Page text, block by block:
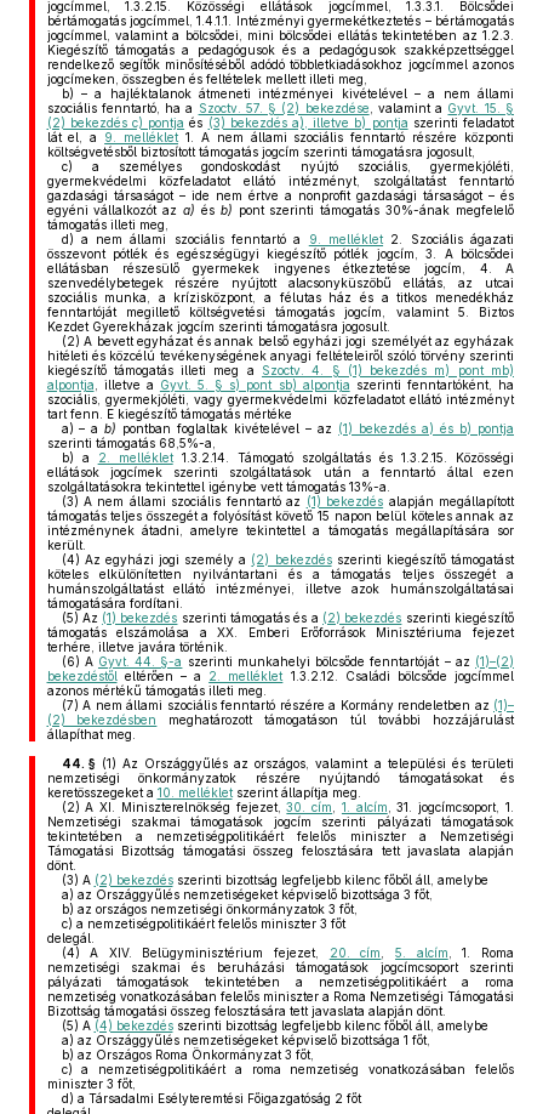
jogcímmel, 1.3.2.15. Közösségi ellátások jogcímmel, 1.3.3.1. Bölcsődei
bértámogatás jogcímmel, 1.4.1.1. Intézményi gyermekétkeztetés – bértámogatás
jogcímmel, valamint a bölcsődei, mini bölcsődei ellátás tekintetében az 1.2.3.
Kiegészítő támogatás a pedagógusok és a pedagógusok szakképzettséggel
rendelkező segítők minősítéséből adódó többletkiadásokhoz jogcímmel azonos
jogcímeken, összegben és feltételek mellett illeti meg,
b) – a hajléktalanok átmeneti intézményei kivételével – a nem állami
szociális fenntartó, ha a Szoctv. 57. § (2) bekezdése , valamint a Gyvt. 15. §
(2) bekezdés c) pontja és (3) bekezdés a), illetve b) pontja szerinti feladatot
lát el, a 9. melléklet 1. A nem állami szociális fenntartó részére központi
költségvetésből biztosított támogatás jogcím szerinti támogatásra jogosult,
c) a személyes gondoskodást nyújtó szociális, gyermekjóléti,
gyermekvédelmi közfeladatot ellátó intézményt, szolgáltatást fenntartó
gazdasági társaságot – ide nem értve a nonprofit gazdasági társaságot – és
egyéni vállalkozót aza) és b) pont szerinti támogatás 30%-ának megfelelő
támogatás illeti meg,
d) a nem állami szociális fenntartó a 9. melléklet 2. Szociális ágazati
összevont pótlék és egészségügyi kiegészítő pótlék jogcím, 3. A bölcsődei
ellátásban részesülő gyermekek ingyenes étkeztetése jogcím, 4. A
szenvedélybetegek részére nyújtott alacsonyküszöbű ellátás, az utcai
szociális munka, a krízisközpont, a félutas ház és a titkos menedékház
fenntartóját megillető költségvetési támogatás jogcím, valamint 5. Biztos
Kezdet Gyerekházak jogcím szerinti támogatásra jogosult.
(2) A bevett egyházat és annak belső egyházi jogi személyét az egyházak
hitéleti és közcélú tevékenységének anyagi feltételeiről szóló törvény szerinti
kiegészítő támogatás illeti meg a Szoctv. 4. § (1) bekezdés m) pont mb)
alpontja , illetve a Gyvt. 5. § s) pont sb) alpontja szerinti fenntartóként, ha
szociális, gyermekjóléti, vagy gyermekvédelmi közfeladatot ellátó intézményt
tart fenn. E kiegészítő támogatás mértéke
a) – ab) pontban foglaltak kivételével – az (1) bekezdés a) és b) pontja
szerinti támogatás 68,5%-a,
b) a 2. melléklet1.3.2.14. Támogató szolgáltatás és 1.3.2.15. Közösségi
ellátások jogcímek szerinti szolgáltatások után a fenntartó által ezen
szolgáltatásokra tekintettel igénybe vett támogatás 13%-a.
(3) A nem állami szociális fenntartó az (1) bekezdés alapján megállapított
támogatás teljes összegét a folyósítást követő 15 napon belül köteles annak az
intézménynek átadni, amelyre tekintettel a támogatás megállapítására sor
került.
(4) Az egyházi jogi személy a (2) bekezdésszerinti kiegészítő támogatást
köteles elkülönítetten nyilvántartani és a támogatás teljes összegét a
humánszolgáltatást ellátó intézményei, illetve azok humánszolgáltatásai
támogatására fordítani.
(5) Az (1) bekezdés szerinti támogatás és a (2) bekezdés szerinti kiegészítő
támogatás elszámolása a XX. Emberi Erőforrások Minisztériuma fejezet
terhére, illetve javára történik.
(6) A Gyvt. 44. §-a szerinti munkahelyi bölcsőde fenntartóját – az (1)–(2)
bekezdéstől eltérően – a 2. melléklet 1.3.2.12. Családi bölcsőde jogcímmel
azonos mértékű támogatás illeti meg.
(7) A nem állami szociális fenntartó részére a Kormány rendeletben az (1)–
(2) bekezdésben
meghatározott támogatáson túl további hozzájárulást
állapíthat meg.
44. §(1) Az Országgyűlés az országos, valamint a települési és területi
nemzetiségi önkormányzatok részére nyújtandó támogatásokat és
keretösszegeket a 10. mellékletszerint állapítja meg.
(2) A XI. Miniszterelnökség fejezet,30. cím 1. alcím , 31. jogcímcsoport, 1.
Nemzetiségi szakmai támogatások jogcím szerinti pályázati támogatások
tekintetében a nemzetiségpolitikáért felelős miniszter a Nemzetiségi
Támogatási Bizottság támogatási összeg felosztására tett javaslata alapján
dönt.
(3) A (2) bekezdésszerinti bizottság legfeljebb kilenc főből áll, amelybe
a) az Országgyűlés nemzetiségeket képviselő bizottsága 3 főt,
b) az országos nemzetiségi önkormányzatok 3 főt,
c) a nemzetiségpolitikáért felelős miniszter 3 főt
delegál.
(4) A XIV. Belügyminisztérium fejezet, 20. cím ,5. alcím , 1. Roma
nemzetiségi szakmai és beruházási támogatások jogcímcsoport szerinti
pályázati támogatások tekintetében a nemzetiségpolitikáért a roma
nemzetiség vonatkozásában felelős miniszter a Roma Nemzetiségi Támogatási
Bizottság támogatási összeg felosztására tett javaslata alapján dönt.
(5) A (4) bekezdésszerinti bizottság legfeljebb kilenc főből áll, amelybe
a) az Országgyűlés nemzetiségeket képviselő bizottsága 1 főt,
b) az Országos Roma Önkormányzat 3 főt,
c) a nemzetiségpolitikáért a roma nemzetiség vonatkozásában felelős
miniszter 3 főt,
d) a Társadalmi Esélyteremtési Főigazgatóság 2 főt